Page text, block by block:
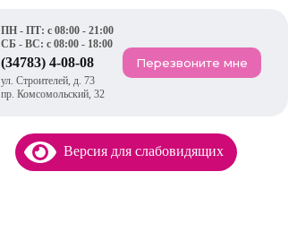
ПН - ПТ: с 08:00 - 21:00
СБ - ВС: с 08:00 - 18:00
(34783) 4-08-08
ул. Строителей, д. 73
пр. Комсомольский, 32
Перезвоните мне
Версия для слабовидящих